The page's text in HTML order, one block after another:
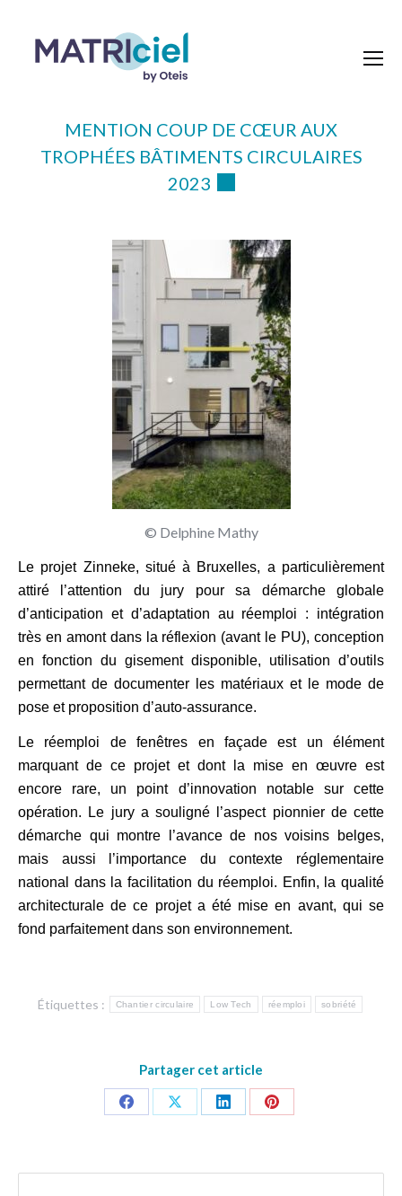
MENTION COUP DE CŒUR AUX
TROPHÉES BÂTIMENTS CIRCULAIRES
2023
© Delphine Mathy
Le projet Zinneke, situé à Bruxelles, a particulièrement
attiré l’attention du jury pour sa démarche globale
d’anticipation et d’adaptation au réemploi : intégration
très en amont dans la réflexion (avant le PU), conception
en fonction du gisement disponible, utilisation d’outils
permettant de documenter les matériaux et le mode de
pose et proposition d’auto-assurance.
Le réemploi de fenêtres en façade est un élément
marquant de ce projet et dont la mise en œuvre est
encore rare, un point d’innovation notable sur cette
opération. Le jury a souligné l’aspect pionnier de cette
démarche qui montre l’avance de nos voisins belges,
mais aussi l’importance du contexte réglementaire
national dans la facilitation du réemploi. Enfin, la qualité
architecturale de ce projet a été mise en avant, qui se
fond parfaitement dans son environnement.
Étiquettes : Chantier circulaire Low Tech réemploi sobriété
Partager cet article
PartagerPartagerPartagerPartager